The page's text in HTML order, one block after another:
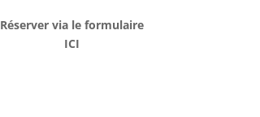
Réserver via le formulaire
ICI